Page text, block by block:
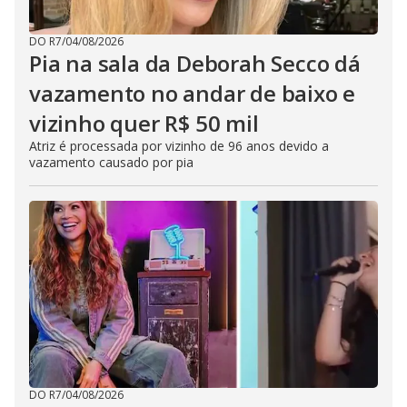
DO R7/04/08/2026
Pia na sala da Deborah Secco dá
vazamento no andar de baixo e
vizinho quer R$ 50 mil
Atriz é processada por vizinho de 96 anos devido a
vazamento causado por pia
DO R7/04/08/2026